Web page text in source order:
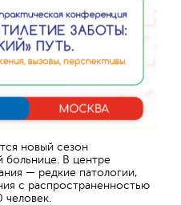
новый сезон
В центре
— редкие патологии,
с распространенностью